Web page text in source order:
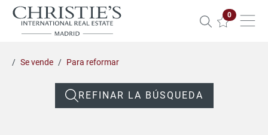
0
Se vende Para reformar
REFINAR LA BÚSQUEDA